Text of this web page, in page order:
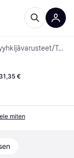
/ Tuulilasinpyyhkimet
31,35 €
miten